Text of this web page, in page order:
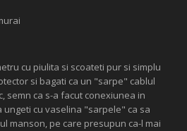
cu piulita si scoateti pur si simplu
si bagati ca un "sarpe" cablul
semn ca s-a facut conexiunea in
cu vaselina "sarpele" ca sa
manson, pe care presupun ca-l mai